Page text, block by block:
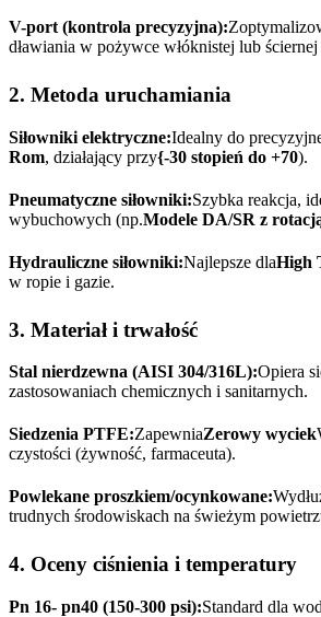
V-port (kontrola precyzyjna):
dławiania w pożywce włóknistej lub
2. Metoda uruchamiania
Siłowniki elektryczne:Idealny do
Rom, działający przy{-30 stopień do +70).
Pneumatyczne siłowniki:Szybka reakcja,
wybuchowych (np.Modele DA/SR z
Hydrauliczne siłowniki:Najlepsze dlaHigh
w ropie i gazie.
3. Materiał i trwałość
Stal nierdzewna (AISI 304/316L):Opiera
zastosowaniach chemicznych i sanitarnych.
Siedzenia PTFE:ZapewniaZerowy wyciek
czystości (żywność, farmaceuta).
Powlekane proszkiem/ocynkowane:
trudnych środowiskach na świeżym
4. Oceny ciśnienia i temperatury
Pn 16- pn40 (150-300 psi):Standard dla